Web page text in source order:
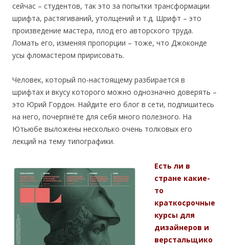
сейчас – студентов, так это за попытки трансформации
шрифта, растягиваний, утолщений и т.д. Шрифт – это
произведение мастера, плод его авторского труда.
Ломать его, изменяя пропорции – тоже, что Джоконде
усы фломастером пририсовать.
Человек, который по-настоящему разбирается в
шрифтах и вкусу которого можно однозначно доверять –
это Юрий Гордон. Найдите его блог в сети, подпишитесь
на него, почерпнёте для себя много полезного. На
Ютьюбе выложены несколько очень толковых его
лекций на тему типографики.­­­­
Есть ли в
стране какие-
то
краткосрочные
курсы для
дизайнеров и
верстальщико